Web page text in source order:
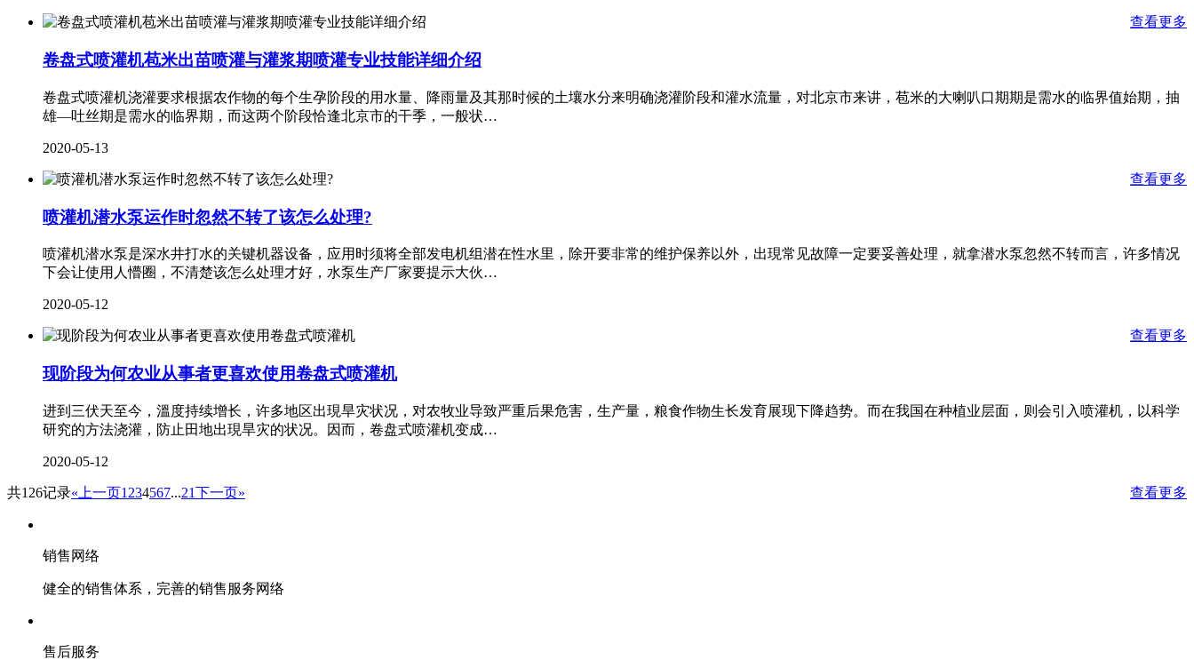
查看更多
卷盘式喷灌机苞米出苗喷灌与灌浆期喷灌专业技能详细介绍
卷盘式喷灌机浇灌要求根据农作物的每个生孕阶段的用水量、降雨量及其那时候的土壤水分来明确浇灌阶段和灌水流量，对北京市来讲，苞米的大喇叭口期期是需水的临界值始期，抽
雄—吐丝期是需水的临界期，而这两个阶段恰逢北京市的干季，一般状…
2020-05-13
查看更多
喷灌机潜水泵运作时忽然不转了该怎么处理?
喷灌机潜水泵是深水井打水的关键机器设备，应用时须将全部发电机组潜在性水里，除开要非常的维护保养以外，出現常见故障一定要妥善处理，就拿潜水泵忽然不转而言，许多情况
下会让使用人懵圈，不清楚该怎么处理才好，水泵生产厂家要提示大伙…
2020-05-12
查看更多
现阶段为何农业从事者更喜欢使用卷盘式喷灌机
进到三伏天至今，溫度持续增长，许多地区出現旱灾状况，对农牧业导致严重后果危害，生产量，粮食作物生长发育展现下降趋势。而在我国在种植业层面，则会引入喷灌机，以科学
研究的方法浇灌，防止田地出現旱灾的状况。因而，卷盘式喷灌机变成…
2020-05-12
查看更多
共126记录«上一页1 234567...21下一页»
销售网络
健全的销售体系，完善的销售服务网络
售后服务